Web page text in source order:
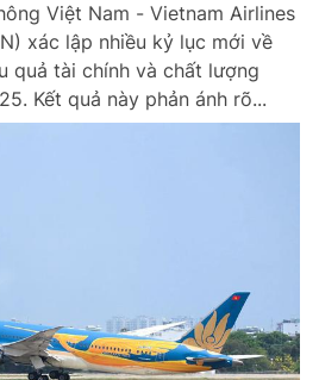
Tin 24h
Việt Nam - Vietnam Airlines
xác lập nhiều kỷ lục mới về
quả tài chính và chất lượng
Kết quả này phản ánh rõ...